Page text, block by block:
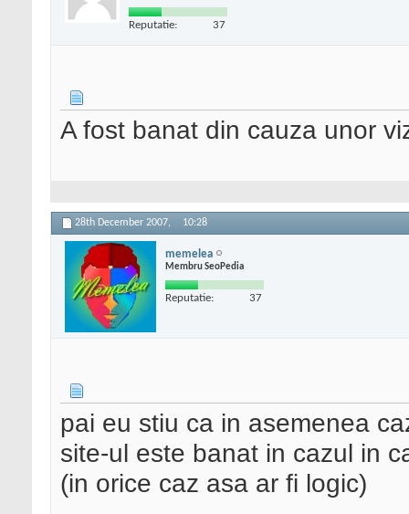
Reputatie: 37
A fost banat din cauza unor
28th December 2007, 10:28
memelea
Membru SeoPedia
Reputatie: 37
pai eu stiu ca in asemenea
site-ul este banat in cazul in
(in orice caz asa ar fi logic)